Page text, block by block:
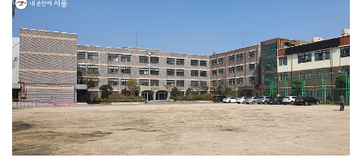
복
사
변
경
하
기
변
경
하
기